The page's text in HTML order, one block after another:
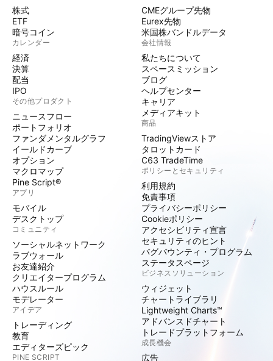
株式
ETF
暗号コイン
カレンダー
経済
決算
配当
IPO
その他プロダクト
ニュースフロー
ポートフォリオ
ファンダメンタルグラフ
イールドカーブ
オプション
マクロマップ
Pine Script®
アプリ
モバイル
デスクトップ
コミュニティ
ソーシャルネットワーク
ラブウォール
お友達紹介
クリエイタープログラム
ハウスルール
モデレーター
アイデア
トレーディング
教育
エディターズピック
PINE SCRIPT
CMEグループ先物
Eurex先物
米国株バンドルデータ
会社情報
私たちについて
スペースミッション
ブログ
ヘルプセンター
キャリア
メディアキット
商品
TradingViewストア
タロットカード
C63 TradeTime
ポリシーとセキュリティ
利用規約
免責事項
プライバシーポリシー
Cookieポリシー
アクセシビリティ宣言
セキュリティのヒント
バグバウンティ・プログラム
ステータスページ
ビジネスソリューション
ウィジェット
チャートライブラリ
Lightweight Charts™
アドバンスドチャート
トレードプラットフォーム
成長機会
広告